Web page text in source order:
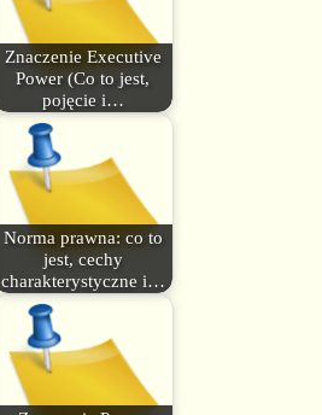
Znaczenie Executive
Power (Co to jest,
pojęcie i…
Norma prawna: co to
jest, cechy
charakterystyczne i…